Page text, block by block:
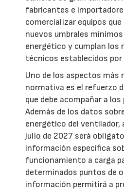
fabricantes e
comercializar equipos que
nuevos umbrales
energético y cumplan los
técnicos establecidos por
Uno de los aspectos más
normativa es el refuerzo
que debe acompañar a
Además de los datos
energético del ventilador,
julio de 2027 será
información específica
funcionamiento a carga
determinados puntos de
información permitirá a